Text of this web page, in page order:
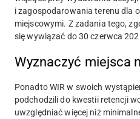
i zagospodarowania terenu dla
miejscowymi. Z zadania tego,
się wywiązać do 30 czerwca
Wyznaczyć miejsca
Ponadto WIR w swoich
podchodzili do kwestii retencji
uwzględniać więcej niż